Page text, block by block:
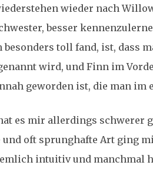
wieder nach
besser
besonders toll fand, ist, dass
wird, und Finn im
geworden ist, die man im
es mir allerdings schwerer
oft sprunghafte Art ging
intuitiv und manchmal